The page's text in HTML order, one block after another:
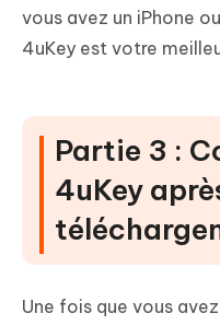
vous avez un iPhone
4uKey est votre
Partie 3 :
4uKey
Une fois que vous